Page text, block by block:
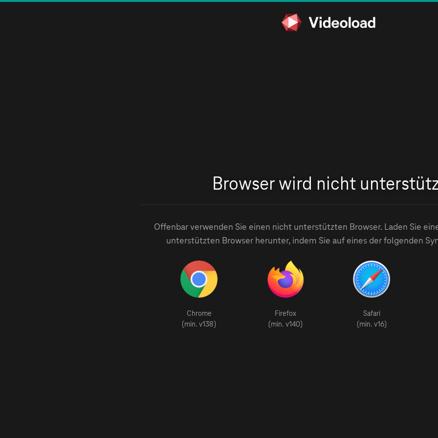
Browser wird nicht
Offenbar verwenden Sie einen nicht unterstützten Browser. Laden Sie
unterstützten Browser herunter, indem Sie auf eines der folgenden
Chrome
(min. v138)
Firefox
(min. v140)
Safari
(min. v16)